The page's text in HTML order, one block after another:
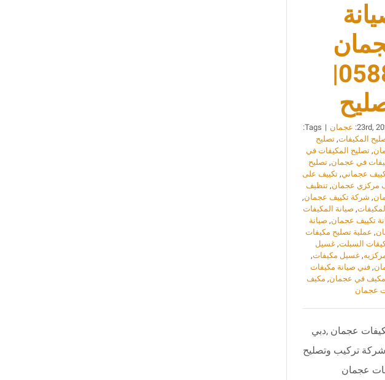
|0588204197|
عجمان |
Tags:
المكيفات,تصليح
, تصليح المكيفات في
في عجمان,تصليح
عجماني, تكييف على
مركزي عجمان, تنظيف
, شركة تكييف عجمان,
, صيانة المكيفات
تكييف عجمان, صيانة
, عملية تصليح مكيفات
السبلت,غسيل
, غسيل مكيفات,
,فني صيانة مكيفات
مكيف في عجمان, مكيف
عجمان
عجمان ,دبي
تركيب وتصليح
عجمان